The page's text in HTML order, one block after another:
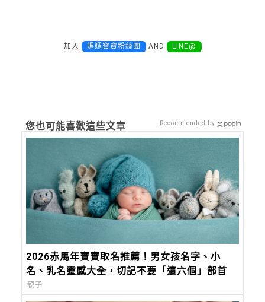
加入 媽媽寶寶粉絲團 AND LINE@
您也可能喜歡這些文章
2026赤馬年寶寶取名推薦！男女孩名字、小
名、乳名靈感大全，切記不要「這六個」部首
親子
Recommended by